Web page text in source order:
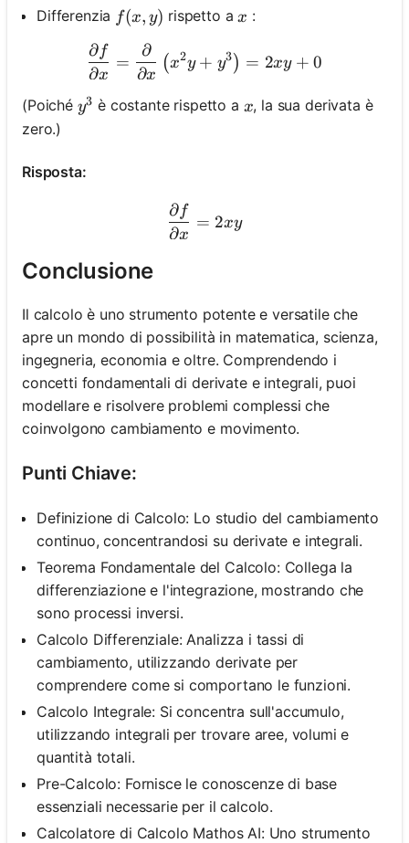
Differenzia f(x, y)
f(x, y) rispetto ax
x :
\frac{\partial f}{\partial
∂x
∂ f
=
∂x
∂
(x2y + y3) = 2xy + 0
(Poiché y^3
y3 è costante rispetto a x
x, la sua derivata è
zero.)
Risposta:
\frac{\partial f}{\partial
∂x
∂ f
= 2xy
Conclusione
Il calcolo è uno strumento potente e versatile che
apre un mondo di possibilità in matematica, scienza,
ingegneria, economia e oltre. Comprendendo i
concetti fondamentali di derivate e integrali, puoi
modellare e risolvere problemi complessi che
coinvolgono cambiamento e movimento.
Punti Chiave:
Definizione di Calcolo: Lo studio del cambiamento
continuo, concentrandosi su derivate e integrali.
Teorema Fondamentale del Calcolo: Collega la
differenziazione e l'integrazione, mostrando che
sono processi inversi.
Calcolo Differenziale: Analizza i tassi di
cambiamento, utilizzando derivate per
comprendere come si comportano le funzioni.
Calcolo Integrale: Si concentra sull'accumulo,
utilizzando integrali per trovare aree, volumi e
quantità totali.
Pre-Calcolo: Fornisce le conoscenze di base
essenziali necessarie per il calcolo.
Calcolatore di Calcolo Mathos AI: Uno strumento